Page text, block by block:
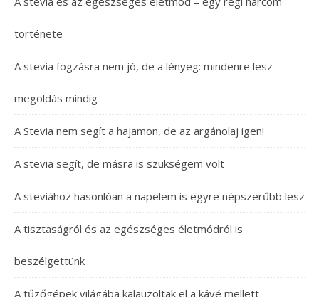
története
A stevia fogzásra nem jó, de a lényeg: mindenre lesz
megoldás mindig
A Stevia nem segít a hajamon, de az argánolaj igen!
A stevia segít, de másra is szükségem volt
A steviához hasonlóan a napelem is egyre népszerűbb lesz
A tisztaságról és az egészséges életmódról is
beszélgettünk
A tűzőgépek világába kalauzoltak el a kávé mellett